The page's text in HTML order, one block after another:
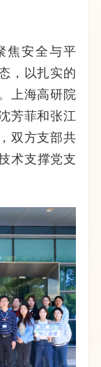
焦安全与平
，以扎实的
上海高研院
芳菲和张江
双方支部共
术支撑党支